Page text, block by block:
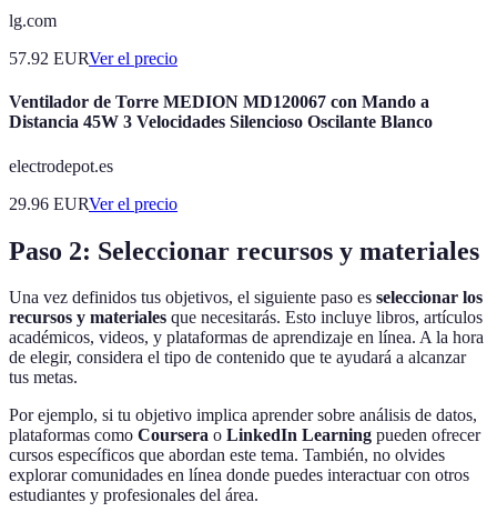
lg.com
57.92 EURVer el precio
Ventilador de Torre MEDION MD120067 con Mando a
Distancia 45W 3 Velocidades Silencioso Oscilante Blanco
electrodepot.es
29.96 EURVer el precio
Paso 2: Seleccionar recursos y materiales
Una vez definidos tus objetivos, el siguiente paso es seleccionar los
recursos y materiales que necesitarás. Esto incluye libros, artículos
académicos, videos, y plataformas de aprendizaje en línea. A la hora
de elegir, considera el tipo de contenido que te ayudará a alcanzar
tus metas.
Por ejemplo, si tu objetivo implica aprender sobre análisis de datos,
plataformas como Coursera o LinkedIn Learning pueden ofrecer
cursos específicos que abordan este tema. También, no olvides
explorar comunidades en línea donde puedes interactuar con otros
estudiantes y profesionales del área.